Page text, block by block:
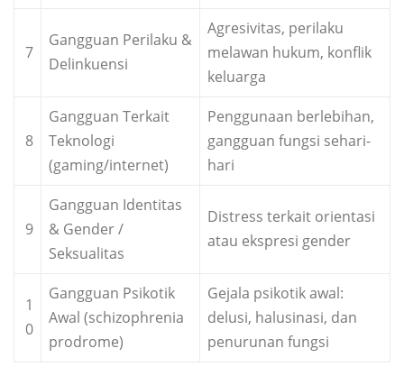
7
Gangguan Perilaku &
Delinkuensi
Agresivitas, perilaku
melawan hukum, konflik
keluarga
8
Gangguan Terkait
Teknologi
(gaming/internet)
Penggunaan berlebihan,
gangguan fungsi sehari-
hari
9
Gangguan Identitas
& Gender /
Seksualitas
Distress terkait orientasi
atau ekspresi gender
1
0
Gangguan Psikotik
Awal (schizophrenia
prodrome)
Gejala psikotik awal:
delusi, halusinasi, dan
penurunan fungsi